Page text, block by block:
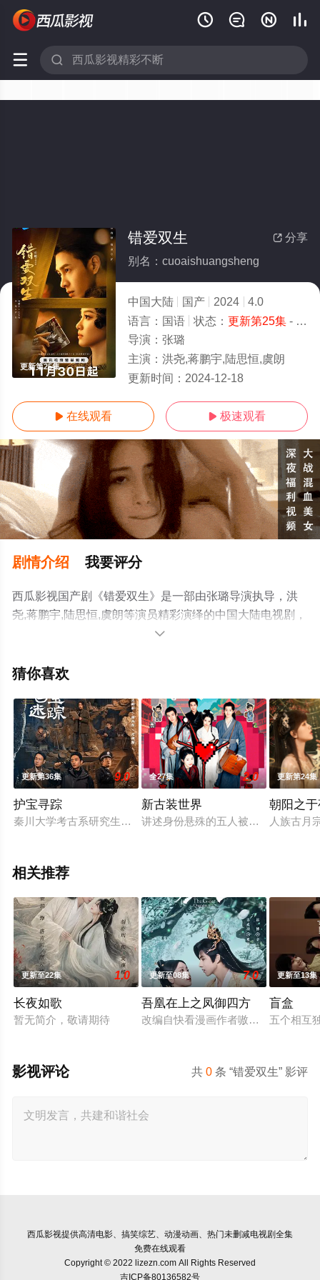
   
 
更新第25集
 分享
错爱双生
别名：cuoaishuangsheng
中国大陆 国产 2024
4.0
语言： 国语 状态： 更新第25集- 免费在线观看
导演： 张璐
主演： 洪尧,蒋鹏宇,陆思恒,虞朗
更新时间： 2024-12-18
 在线观看  极速观看
剧情介绍 我要评分
西瓜影视国产剧《错爱双生》是一部由张璐导演执导，洪
尧,蒋鹏宇,陆思恒,虞朗等演员精彩演绎的中国大陆电视剧，
手机免费观看高清无删减完整版电视剧全集就上西瓜影
等平台了解。

猜你喜欢
更新第36集 9.0
护宝寻踪
秦川大学考古系研究生方堃在协助追索海外流失文物时，发现白
全27集 2.0
新古装世界
讲述身份悬殊的五人被迫住在无单客
更新第24集
朝阳之
人族古月
相关推荐
更新至22集 1.0
长夜如歌
暂无简介，敬请期待
更新至08集 7.0
吾凰在上之凤御四方
改编自快看漫画作者嗷小泽的独家连
更新至13集
盲盒
五个相互
共0 条 “错爱双生” 影评
影视评论
西瓜影视提供高清电影、搞笑综艺、动漫动画、热门未删减电视剧全集
免费在线观看
Copyright © 2022 lizezn.com All Rights Reserved
吉ICP备80136582号